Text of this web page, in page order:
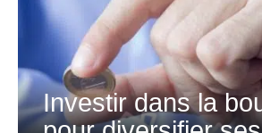
Investir dans la